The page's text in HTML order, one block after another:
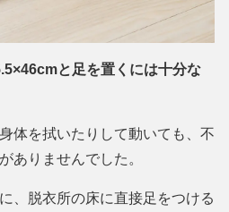
と足を置くには十分な
体を拭いたりして動いても、不
ありませんでした。
、脱衣所の床に直接足をつける